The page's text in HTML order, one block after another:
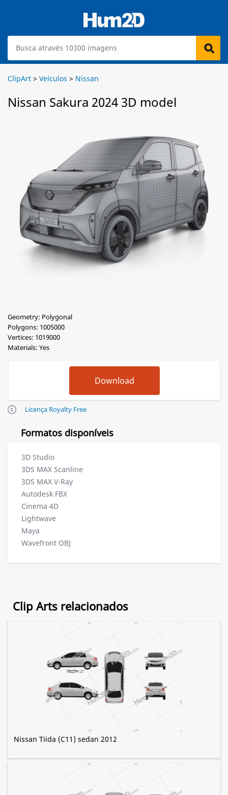
ClipArt > Veículos > Nissan
Nissan Sakura 2024 3D model
Geometry: Polygonal
Polygons: 1005000
Vertices: 1019000
Materials: Yes
Licença Royalty Free
Formatos disponíveis
3D Studio
3DS MAX Scanline
3DS MAX V-Ray
Autodesk FBX
Cinema 4D
Lightwave
Maya
Wavefront OBJ
Clip Arts relacionados
Nissan Tiida (C11) sedan 2012